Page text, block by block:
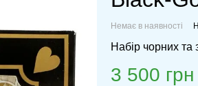
Немає в наявності
Набір чорних та
3 500 грн